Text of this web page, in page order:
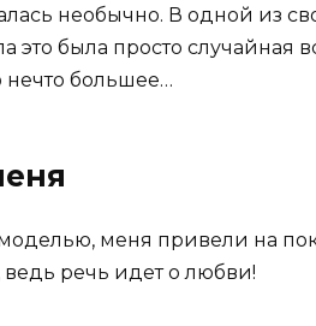
необычно. В одной из
это была просто случайная
нечто большее…
моделью, меня привели на
ведь речь идет о любви!